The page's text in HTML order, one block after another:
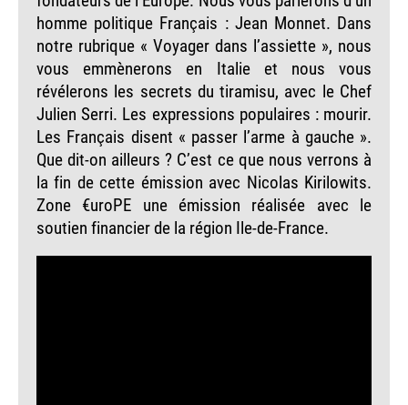
homme politique Français : Jean Monnet. Dans
notre rubrique « Voyager dans l’assiette », nous
vous emmènerons en Italie et nous vous
révélerons les secrets du tiramisu, avec le Chef
Julien Serri. Les expressions populaires : mourir.
Les Français disent « passer l’arme à gauche ».
Que dit-on ailleurs ? C’est ce que nous verrons à
la fin de cette émission avec Nicolas Kirilowits.
Zone €uroPE une émission réalisée avec le
soutien financier de la région Ile-de-France.